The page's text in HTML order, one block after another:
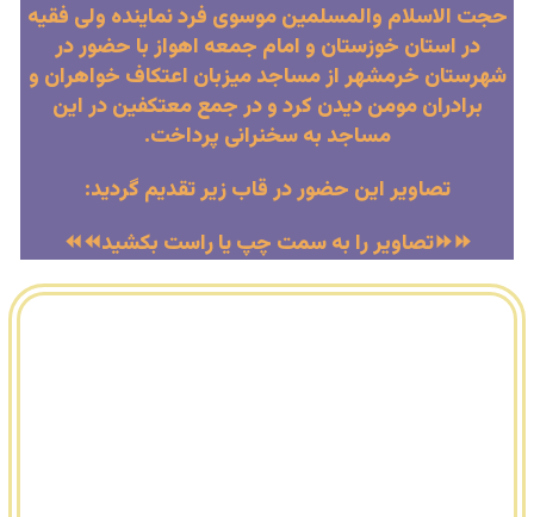
حجت الاسلام والمسلمین موسوی فرد نماینده ولی فقیه
در استان خوزستان و امام جمعه اهواز با حضور در
شهرستان خرمشهر از مساجد میزبان اعتکاف خواهران و
برادران مومن دیدن کرد و در جمع معتکفین در این
مساجد به سخنرانی پرداخت.
تصاویر این حضور در قاب زیر تقدیم گردید:
⏩⏩تصاویر را به سمت چپ یا راست بکشید⏪⏪